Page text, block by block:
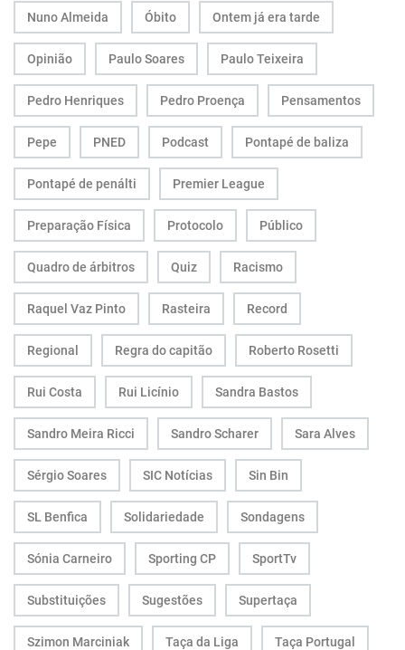
Nuno Almeida Óbito Ontem já era tarde
Opinião Paulo Soares Paulo Teixeira
Pedro Henriques Pedro Proença Pensamentos
Pepe PNED Podcast Pontapé de baliza
Pontapé de penálti Premier League
Preparação Física Protocolo Público
Quadro de árbitros Quiz Racismo
Raquel Vaz Pinto Rasteira Record
Regional Regra do capitão Roberto Rosetti
Rui Costa Rui Licínio Sandra Bastos
Sandro Meira Ricci Sandro Scharer Sara Alves
Sérgio Soares SIC Notícias Sin Bin
SL Benfica Solidariedade Sondagens
Sónia Carneiro Sporting CP SportTv
Substituições Sugestões Supertaça
Szimon Marciniak Taça da Liga Taça Portugal